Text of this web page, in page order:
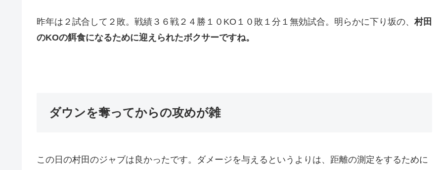
昨年は２試合して２敗。戦績３６戦２４勝１０KO１０敗１分１無効試合。明らかに下り坂の、村田
のKOの餌食になるために迎えられたボクサーですね。
ダウンを奪ってからの攻めが雑
この日の村田のジャブは良かったです。ダメージを与えるというよりは、距離の測定をするために